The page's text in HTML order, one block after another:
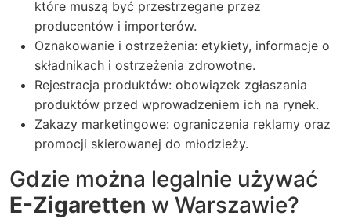
które muszą być przestrzegane przez
producentów i importerów.
Oznakowanie i ostrzeżenia: etykiety, informacje o
składnikach i ostrzeżenia zdrowotne.
Rejestracja produktów: obowiązek zgłaszania
produktów przed wprowadzeniem ich na rynek.
Zakazy marketingowe: ograniczenia reklamy oraz
promocji skierowanej do młodzieży.
Gdzie można legalnie używać
E-Zigaretten w Warszawie?